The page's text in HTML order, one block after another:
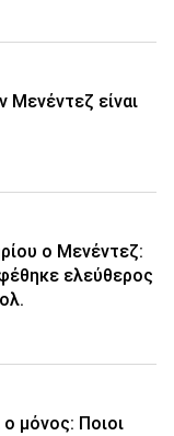
Μενέντεζ είναι
ο Μενέντεζ:
ελεύθερος
μόνος: Ποιοι